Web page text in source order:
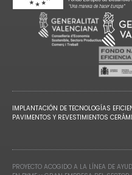
IMPLANTACIÓN DE TECNOLOGÍAS
PAVIMENTOS Y REVESTIMIENTOS
PROYECTO ACOGIDO A LA LÍNEA DE